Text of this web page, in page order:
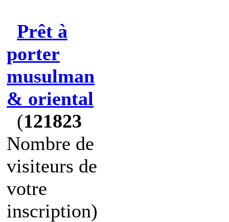
Prêt à
porter
musulman
& oriental
(121823
Nombre de
visiteurs de
votre
inscription)